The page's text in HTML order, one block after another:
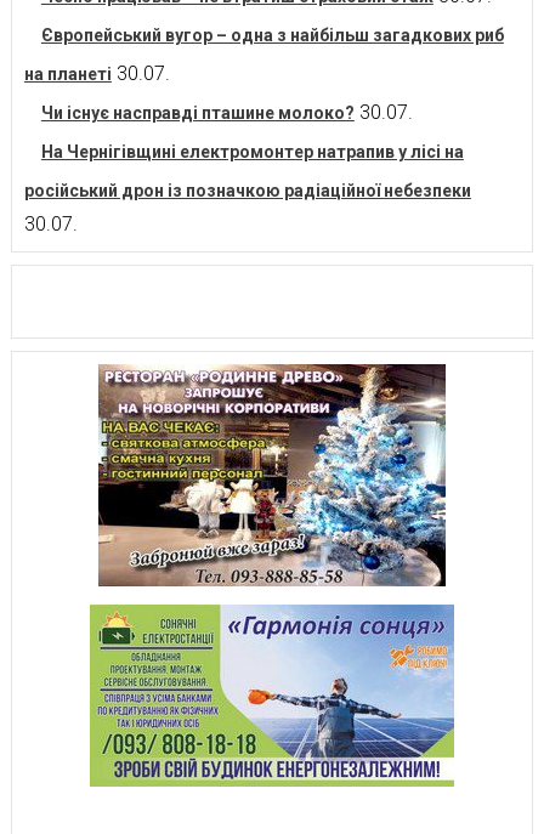
Європейський вугор – одна з найбільш загадкових риб
на планеті 30.07.
Чи існує насправді пташине молоко? 30.07.
На Чернігівщині електромонтер натрапив у лісі на
російський дрон із позначкою радіаційної небезпеки
30.07.